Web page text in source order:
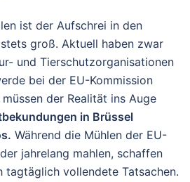
ist der Aufschrei in den
groß. Aktuell haben zwar
und Tierschutzorganisationen
bei der EU-Kommission
der Realität ins Auge
in Brüssel
Während die Mühlen der EU-
jahrelang mahlen, schaffen
tagtäglich vollendete Tatsachen.